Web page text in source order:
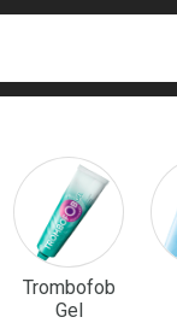
Trombofob
Gel